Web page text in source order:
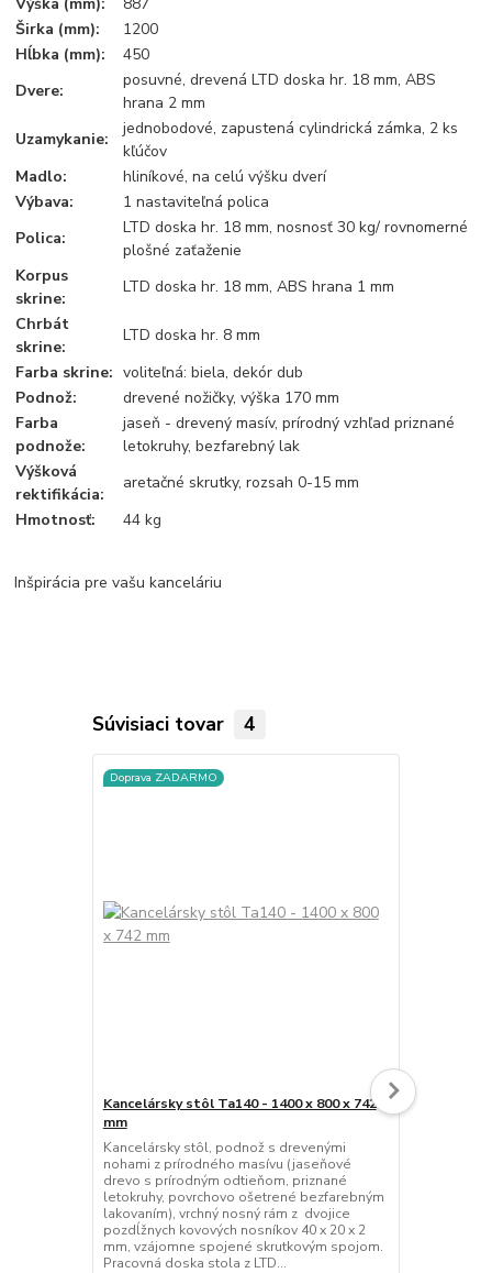
Výška (mm):
887
Širka (mm):
1200
Hĺbka (mm):
450
Dvere:
posuvné, drevená LTD doska hr. 18 mm, ABS
hrana 2 mm
Uzamykanie:
jednobodové, zapustená cylindrická zámka, 2 ks
kľúčov
Madlo:
hliníkové, na celú výšku dverí
Výbava:
1 nastaviteľná polica
Polica:
LTD doska hr. 18 mm, nosnosť 30 kg/ rovnomerné
plošné zaťaženie
Korpus
skrine:
LTD doska hr. 18 mm, ABS hrana 1 mm
Chrbát
skrine:
LTD doska hr. 8 mm
Farba skrine: voliteľná: biela, dekór dub
Podnož:
drevené nožičky, výška 170 mm
Farba
podnože:
jaseň - drevený masív, prírodný vzhľad priznané
letokruhy, bezfarebný lak
Výšková
rektifikácia:
aretačné skrutky, rozsah 0-15 mm
Hmotnosť:
44 kg
Inšpirácia pre vašu kanceláriu
Súvisiaci tovar 4
Doprava ZADARMO
Kancelársky stôl Ta140 - 1400 x 800 x 742
mm
Kancelársky stôl, podnož s drevenými
nohami z prírodného masívu (jaseňové
drevo s prírodným odtieňom, priznané
letokruhy, povrchovo ošetrené bezfarebným
lakovaním), vrchný nosný rám z dvojice
pozdĺžnych kovových nosníkov 40 x 20 x 2
mm, vzájomne spojené skrutkovým spojom.
Pracovná doska stola z LTD...